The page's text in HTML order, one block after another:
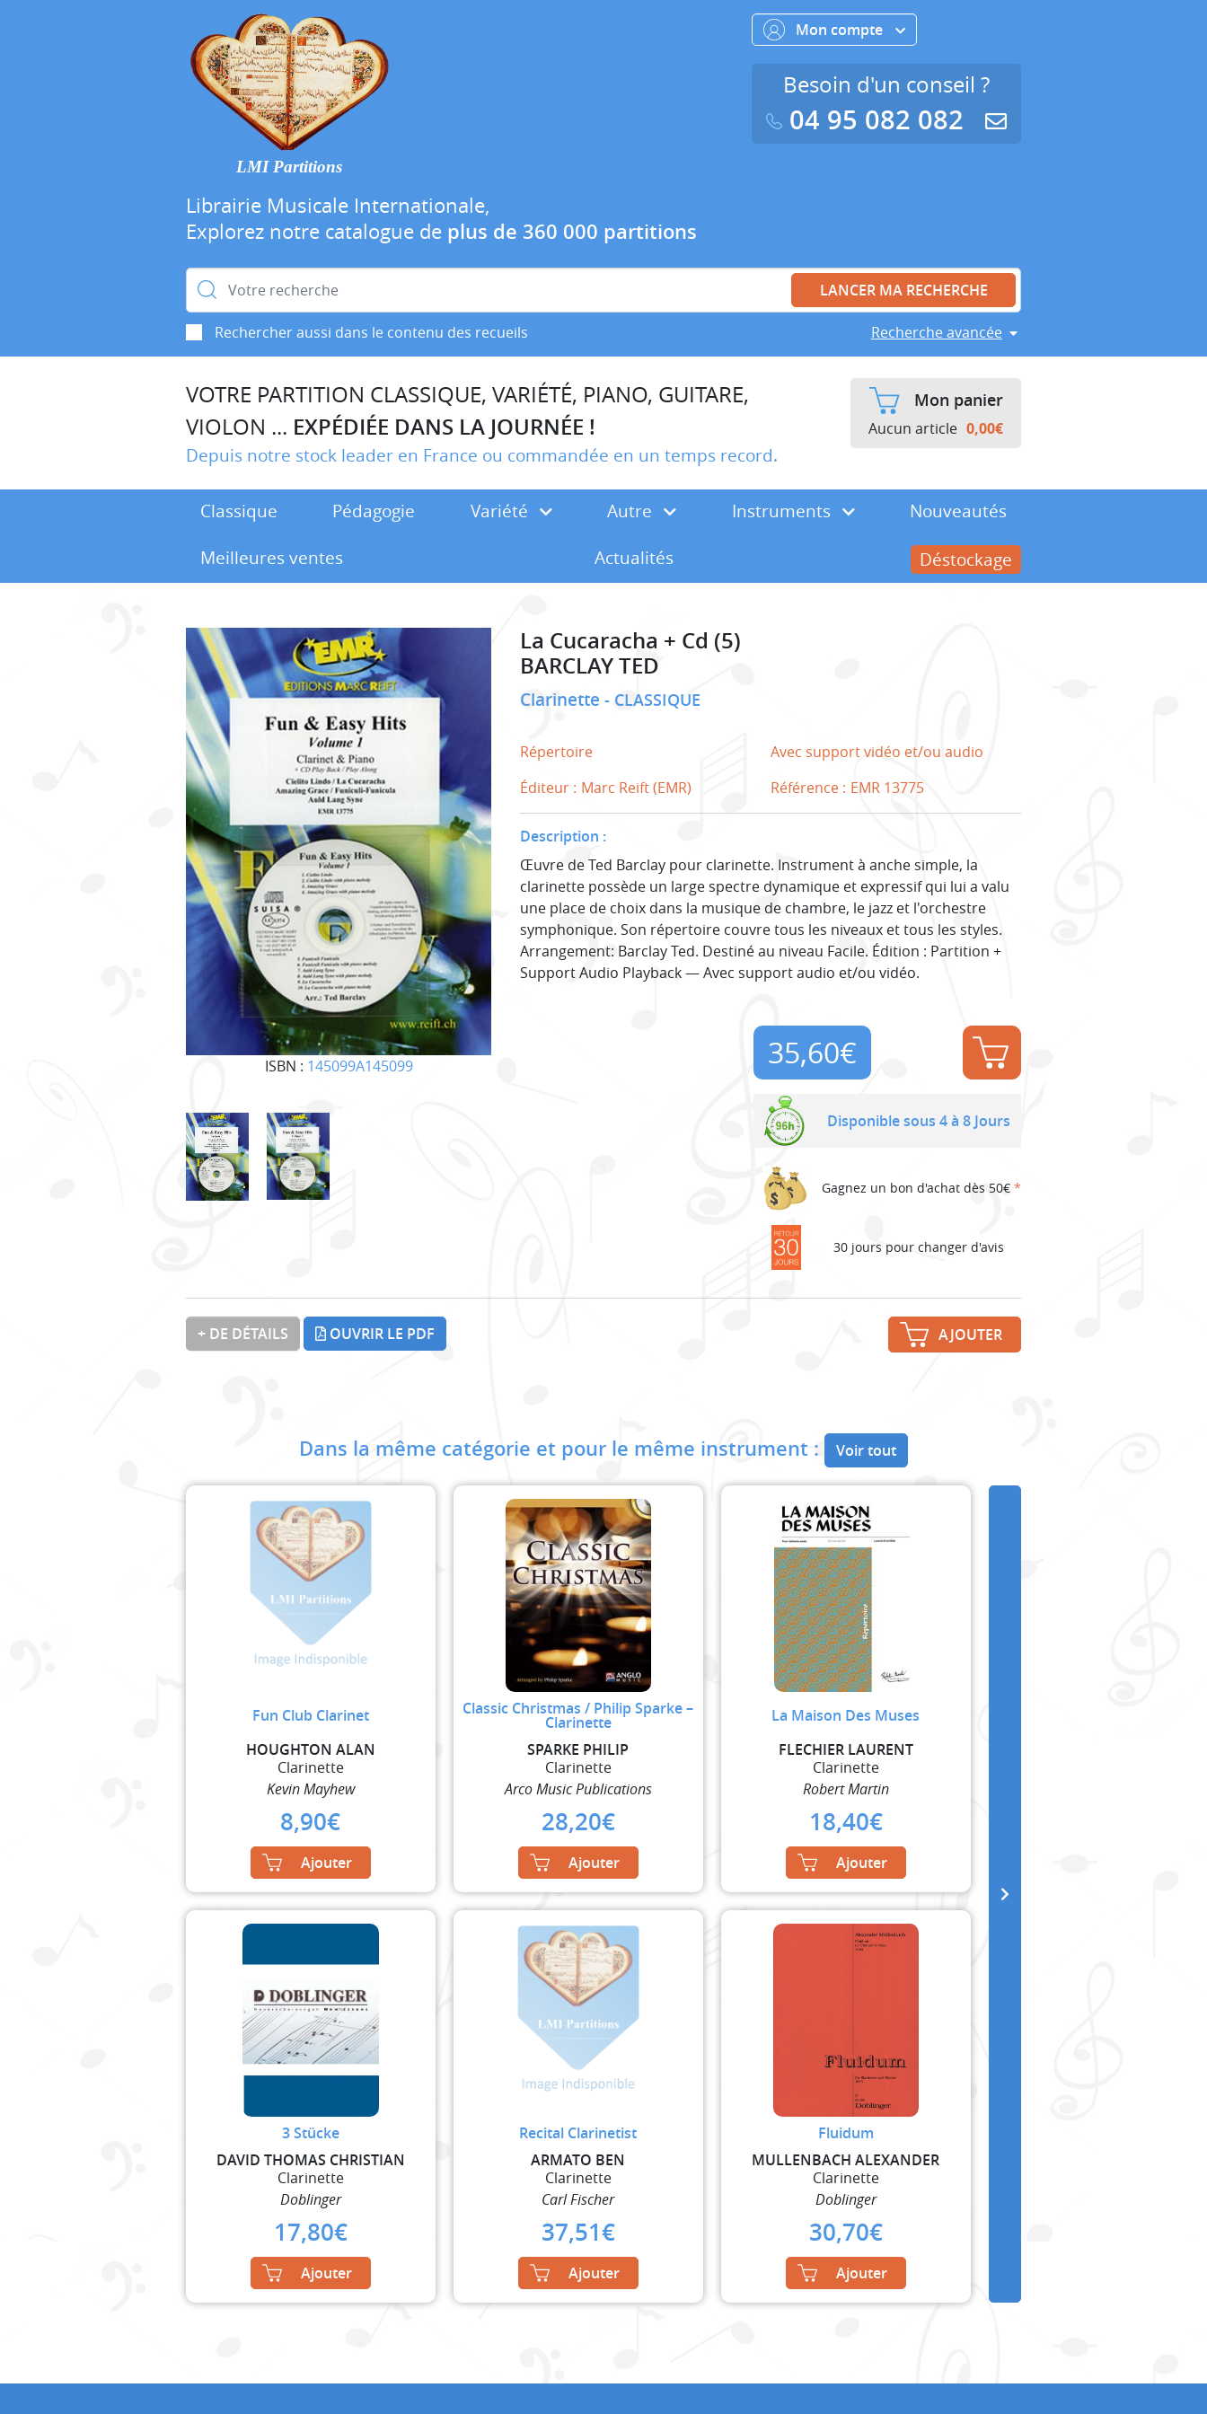
LMI Partitions
Librairie Musicale Internationale,
Explorez notre catalogue de plus de 360 000 partitions
Rechercher :
Rechercher aussi dans le contenu des recueils Recherche avancée
Mon compte
Besoin d'un conseil ?
04 95 082 082
VOTRE PARTITION CLASSIQUE, VARIÉTÉ, PIANO, GUITARE,
VIOLON ... EXPÉDIÉE DANS LA JOURNÉE !
Depuis notre stock leader en France ou commandée en un temps record.
Mon panier
Aucun article 0,00€
Classique Pédagogie Variété Autre Instruments
Nouveautés
Meilleures ventes
Actualités Déstockage
ISBN : 145099A145099
La Cucaracha + Cd (5)
BARCLAY TED
Clarinette CLASSIQUE
Répertoire
Avec support vidéo et/ou audio
Éditeur : Marc Reift (EMR) Référence : EMR 13775
Description :
Œuvre de Ted Barclay pour clarinette. Instrument à anche simple, la
clarinette possède un large spectre dynamique et expressif qui lui a valu
une place de choix dans la musique de chambre, le jazz et l'orchestre
symphonique. Son répertoire couvre tous les niveaux et tous les styles.
Arrangement: Barclay Ted. Destiné au niveau Facile. Édition : Partition +
Support Audio Playback — Avec support audio et/ou vidéo.
35,60€
Disponible sous 4 à 8 Jours
Gagnez un bon d'achat dès 50€ *
30 jours pour changer d'avis
+ DE DÉTAILS OUVRIR LE PDF AJOUTER
Dans la même catégorie et pour le même instrument : Voir tout
Fun Club Clarinet
HOUGHTON ALAN
Clarinette
Kevin Mayhew
8,90€
Ajouter
Classic Christmas / Philip Sparke –
Clarinette
SPARKE PHILIP
Clarinette
Arco Music Publications
28,20€
Ajouter
La Maison Des Muses
FLECHIER LAURENT
Clarinette
Robert Martin
18,40€
Ajouter
3 Stücke
DAVID THOMAS CHRISTIAN
Clarinette
Doblinger
17,80€
Ajouter
Recital Clarinetist
ARMATO BEN
Clarinette
Carl Fischer
37,51€
Ajouter
Fluidum
MULLENBACH ALEXANDER
Clarinette
Doblinger
30,70€
Ajouter